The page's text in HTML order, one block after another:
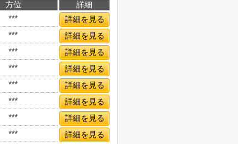
方位
詳細
***
詳細を見る
***
詳細を見る
***
詳細を見る
***
詳細を見る
***
詳細を見る
***
詳細を見る
***
詳細を見る
***
詳細を見る